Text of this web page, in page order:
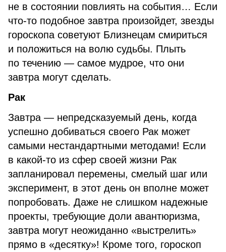
не в состоянии повлиять на события… Если
что-то подобное завтра произойдет, звезды
гороскопа советуют Близнецам смириться
и положиться на волю судьбы. Плыть
по течению — самое мудрое, что они
завтра могут сделать.
Рак
Завтра — непредсказуемый день, когда
успешно добиваться своего Рак может
самыми нестандартными методами! Если
в какой-то из сфер своей жизни Рак
запланировал перемены, смелый шаг или
эксперимент, в этот день он вполне может
попробовать. Даже не слишком надежные
проекты, требующие доли авантюризма,
завтра могут неожиданно «выстрелить»
прямо в «десятку»! Кроме того, гороскоп